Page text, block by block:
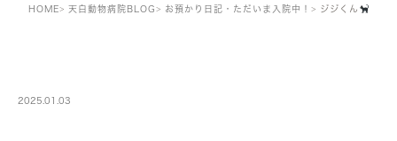
HOME 天白動物病院BLOG お預かり日記・ただいま入院中！ ジジくん
2025.01.03